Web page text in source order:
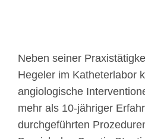
Neben seiner
Hegeler im Katheterlabor
angiologische
mehr als 10-jähriger
durchgeführten